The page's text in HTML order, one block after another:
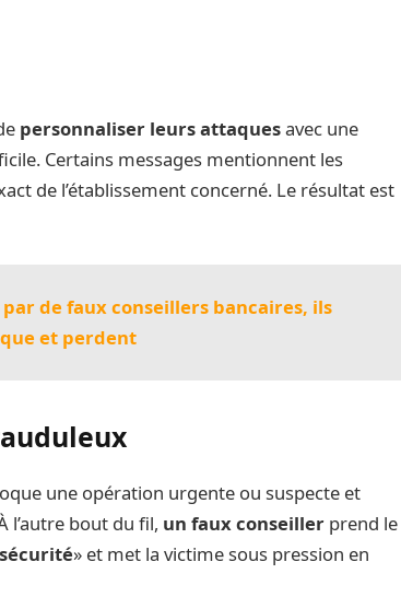
personnaliser leurs attaquesavec une
Certains messages mentionnent les
de l’établissement concerné. Le résultat est
par de faux conseillers bancaires, ils
et perdent
une opération urgente ou suspecte et
l’autre bout du fil, un faux conseiller prend le
» et met la victime sous pression en